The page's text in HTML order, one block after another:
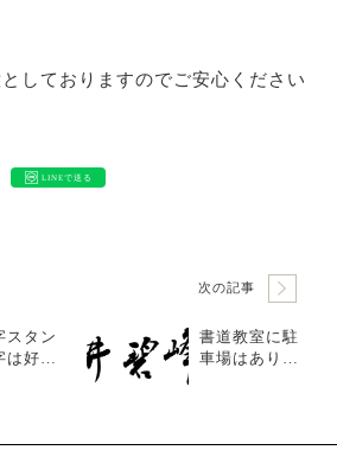
しておりますのでご安心ください
LINEで送る
スタン
好み
次の記事
書道教室に駐
車場はありま